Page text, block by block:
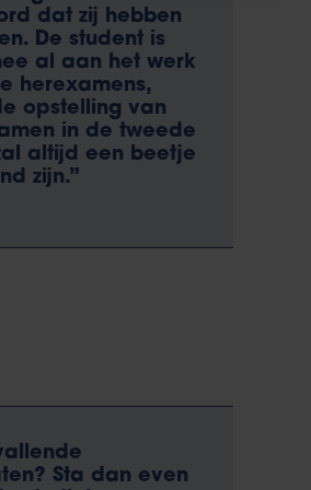
dat zij hebben
De student is
al aan het werk
herexamens,
opstelling van
in de tweede
altijd een beetje
zijn.”
Sta dan even